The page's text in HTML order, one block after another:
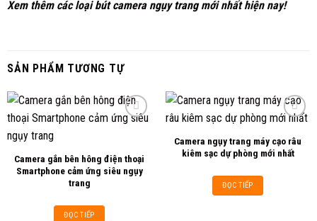
Xem thêm các loạibút camera ngụy trangmới nhất hiện nay!
SẢN PHẨM TƯƠNG TỰ
wishlist
Camera gắn bên hông điện thoại
Smartphone cảm ứng siêu ngụy
trang
ĐỌC TIẾP
Add to
Camera ngụy trang máy cạo râu
kiêm sạc dự phòng mới nhất
ĐỌC TIẾP